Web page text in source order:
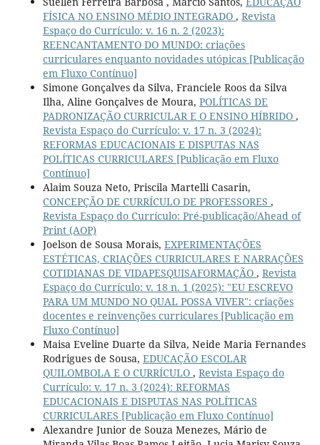
FÍSICA NO ENSINO MÉDIO INTEGRADO , Revista
Espaço do Currículo: v. 16 n. 2 (2023):
REENCANTAMENTO DO MUNDO: criações
curriculares enquanto novidades utópicas [Publicação
em Fluxo Contínuo]
Simone Gonçalves da Silva, Franciele Roos da Silva
Ilha, Aline Gonçalves de Moura, POLÍTICAS DE
PADRONIZAÇÃO CURRICULAR E O ENSINO HÍBRIDO ,
Revista Espaço do Currículo: v. 17 n. 3 (2024):
REFORMAS EDUCACIONAIS E DISPUTAS NAS
POLÍTICAS CURRICULARES [Publicação em Fluxo
Contínuo]
Alaim Souza Neto, Priscila Martelli Casarin,
CONCEPÇÃO DE CURRÍCULO DE PROFESSORES ,
Revista Espaço do Currículo: Pré-publicação/Ahead of
Print (AOP)
Joelson de Sousa Morais, EXPERIMENTAÇÕES
ESTÉTICAS, CRIAÇÕES CURRICULARES E NARRAÇÕES
COTIDIANAS DE VIDAPESQUISAFORMAÇÃO , Revista
Espaço do Currículo: v. 18 n. 1 (2025): "EU ESCREVO
PARA UM MUNDO NO QUAL POSSA VIVER": criações
docentes e reinvenções curriculares [Publicação em
Fluxo Contínuo]
Maisa Eveline Duarte da Silva, Neide Maria Fernandes
Rodrigues de Sousa, EDUCAÇÃO ESCOLAR
QUILOMBOLA E O CURRÍCULO , Revista Espaço do
Currículo: v. 17 n. 3 (2024): REFORMAS
EDUCACIONAIS E DISPUTAS NAS POLÍTICAS
CURRICULARES [Publicação em Fluxo Contínuo]
Alexandre Junior de Souza Menezes, Mário de